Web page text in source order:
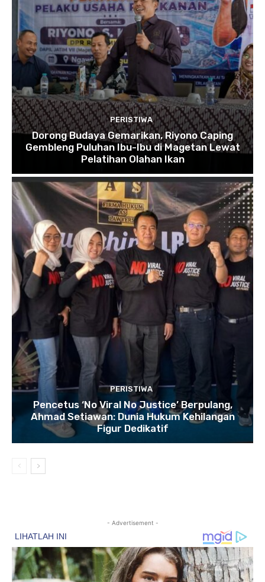
PERISTIWA
Dorong Budaya Gemarikan, Riyono Caping
Gembleng Puluhan Ibu-Ibu di Magetan Lewat
Pelatihan Olahan Ikan
PERISTIWA
Pencetus ‘No Viral No Justice’ Berpulang,
Ahmad Setiawan: Dunia Hukum Kehilangan
Figur Dedikatif
- Advertisement -